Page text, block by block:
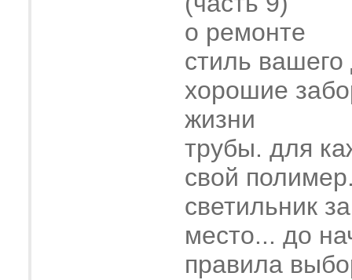
о ремонте
стиль
хорошие
жизни
трубы. для
свой
светильник
место... до
правила